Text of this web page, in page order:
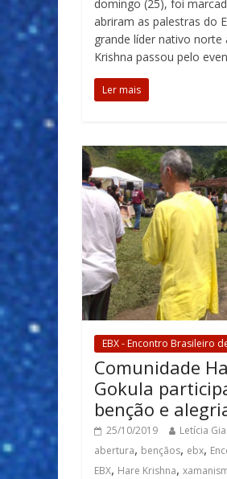
domingo (25), foi
abriram as palestras do
grande líder nativo norte
Krishna passou pelo
Ler mais
EBX - Encontro Brasileiro
Comunidade
Gokula
benção e
25/10/2019 Letícia
abertura, bençãos, ebx,
EBX, Hare Krishna,